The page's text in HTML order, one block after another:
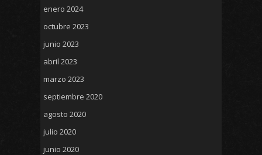
enero 2024
octubre 2023
junio 2023
abril 2023
marzo 2023
septiembre 2020
agosto 2020
julio 2020
junio 2020